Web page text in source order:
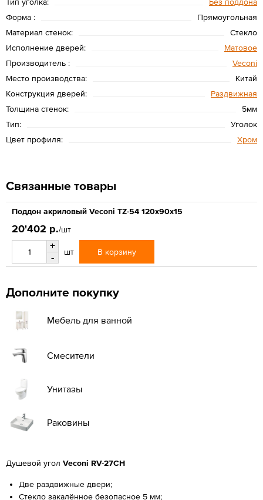
Форма :
Прямоугольная
Материал стенок:
Стекло
Исполнение дверей:
Матовое
Производитель :
Veconi
Место производства:
Китай
Конструкция дверей:
Раздвижная
Толщина стенок:
5мм
Тип:
Уголок
Цвет профиля:
Хром
Связанные товары
Поддон акриловый Veconi TZ-54 120x90x15
20'402 р./шт
+
-
шт В корзину
Дополните покупку
Мебель для ванной
Смесители
Унитазы
Раковины
Душевой угол Veconi RV-27CH
Две раздвижные двери;
Стекло закалённое безопасное 5 мм;